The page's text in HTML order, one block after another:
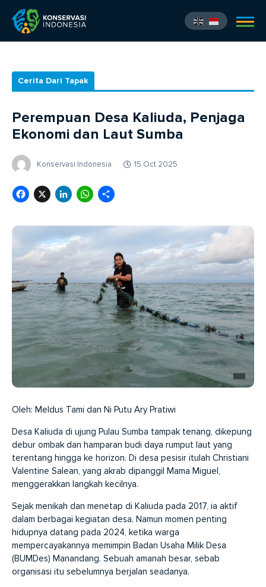
Cerita Dari Tapak
Perempuan Desa Kaliuda, Penjaga
Ekonomi dan Laut Sumba
Konservasi Indonesia 15 Oct 2025
Facebook
X LinkedInWhatsApp
Oleh: Meldus Tami dan Ni Putu Ary Pratiwi
Desa Kaliuda di ujung Pulau Sumba tampak tenang, dikepung
debur ombak dan hamparan budi daya rumput laut yang
terentang hingga ke horizon. Di desa pesisir itulah Christiani
Valentine Salean, yang akrab dipanggil Mama Miguel,
menggerakkan langkah kecilnya.
Sejak menikah dan menetap di Kaliuda pada 2017, ia aktif
dalam berbagai kegiatan desa. Namun momen penting
hidupnya datang pada 2024, ketika warga
mempercayakannya memimpin Badan Usaha Milik Desa
(BUMDes) Manandang. Sebuah amanah besar, sebab
organisasi itu sebelumnya berjalan seadanya.